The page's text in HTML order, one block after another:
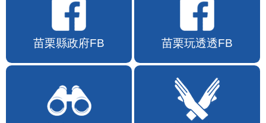
苗栗縣政府FB 苗栗玩透透FB